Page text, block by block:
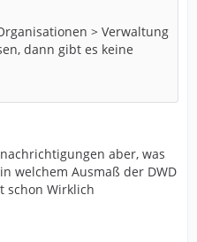
> Verwaltung
dann gibt es keine
aber, was
welchem Ausmaß der DWD
schon Wirklich